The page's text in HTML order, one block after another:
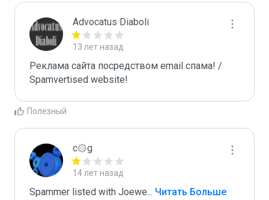
Advocatus Diaboli
13 лет назад
Реклама сайта посредством email спама! /
Spamvertised website!
Полезный
c۞g
14 лет назад
Spammer listed with Joewe... Читать Больше